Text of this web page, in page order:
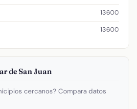
13600
13600
de San Juan
cercanos? Compara datos